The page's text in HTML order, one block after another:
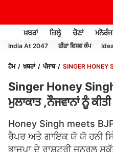
ਖ਼ਬਰਾਂ ਜ਼ਿਲ੍ਹੇ ਚੋਣਾਂ
India At 2047 ਫੀਫਾ ਵਿਸ਼ਵ ਕੱਪ
ਹੋਮ ਖ਼ਬਰਾਂ ਪੰਜਾਬ
SINGER HONEY
Singer Honey
ਮੁਲਾਕਾਤ ,ਨੌਜਵਾਨਾਂ ਨੂੰ
Honey Singh meets
ਰੈਪਰ ਅਤੇ ਗਾਇਕ ਯੋ ਯੋ ਹਨੀ
ਭਾਜਪਾ ਦੇ ਰਾਸ਼ਟਰੀ ਜਨਰਲ